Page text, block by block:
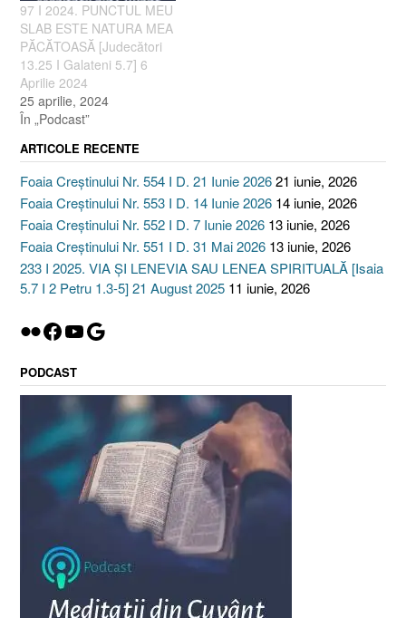
97 I 2024. PUNCTUL MEU
SLAB ESTE NATURA MEA
PĂCĂTOASĂ [Judecători
13.25 I Galateni 5.7] 6
Aprilie 2024
25 aprilie, 2024
În „Podcast”
ARTICOLE RECENTE
Foaia Creștinului Nr. 554 I D. 21 Iunie 202621 iunie, 2026
Foaia Creștinului Nr. 553 I D. 14 Iunie 2026 14 iunie, 2026
Foaia Creștinului Nr. 552 I D. 7 Iunie 2026 13 iunie, 2026
Foaia Creștinului Nr. 551 I D. 31 Mai 2026 13 iunie, 2026
233 I 2025. VIA ȘI LENEVIA SAU LENEA SPIRITUALĂ [Isaia
5.7 I 2 Petru 1.3-5] 21 August 2025 11 iunie, 2026
Flickr
Facebook
YouTube
Google
PODCAST